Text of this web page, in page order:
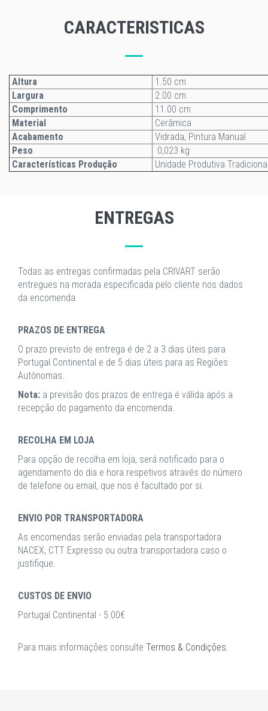
CARACTERISTICAS
Altura
1.50 cm
Largura
2.00 cm
Comprimento
11.00 cm
Material
Cerâmica
Acabamento
Vidrada, Pintura Manual
Peso
0,023 kg
Características Produção
Unidade Produtiva
ENTREGAS
Todas as entregas confirmadas pela CRIVART serão
entregues na morada especificada pelo cliente nos dados
da encomenda.
PRAZOS DE ENTREGA
O prazo previsto de entrega é de 2 a 3 dias úteis para
Portugal Continental e de 5 dias úteis para as Regiões
Autónomas.
Nota: a previsão dos prazos de entrega é válida após a
recepção do pagamento da encomenda.
RECOLHA EM LOJA
Para opção de recolha em loja, será notificado para o
agendamento do dia e hora respetivos através do número
de telefone ou email, que nos é facultado por si.
ENVIO POR TRANSPORTADORA
As encomendas serão enviadas pela transportadora
NACEX, CTT Expresso ou outra transportadora caso o
justifique.
CUSTOS DE ENVIO
Portugal Continental - 5.00€
Para mais informações consulte Termos & Condições.